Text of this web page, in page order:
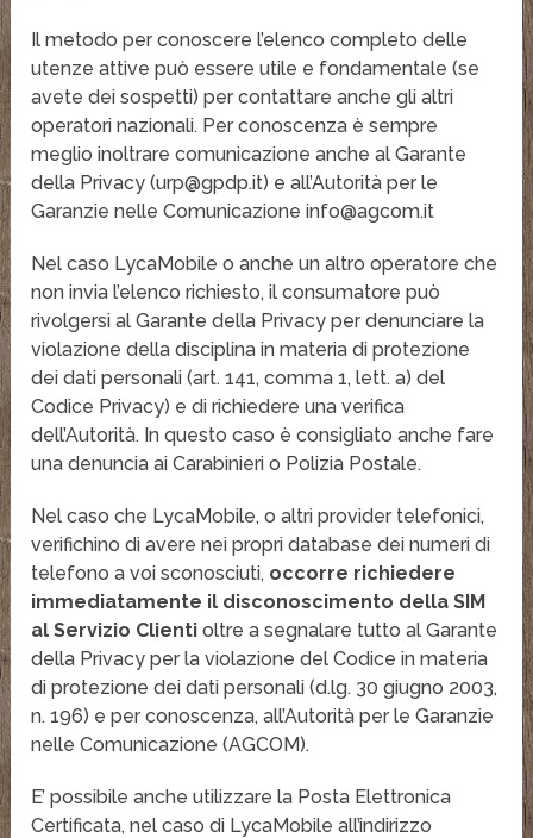
Il metodo per conoscere l’elenco completo delle
utenze attive può essere utile e fondamentale (se
avete dei sospetti) per contattare anche gli altri
operatori nazionali. Per conoscenza è sempre
meglio inoltrare comunicazione anche al Garante
della Privacy (urp@gpdp.it) e all’Autorità per le
Garanzie nelle Comunicazione info@agcom.it
Nel caso LycaMobile o anche un altro operatore che
non invia l’elenco richiesto, il consumatore può
rivolgersi al Garante della Privacy per denunciare la
violazione della disciplina in materia di protezione
dei dati personali (art. 141, comma 1, lett. a) del
Codice Privacy) e di richiedere una verifica
dell’Autorità. In questo caso è consigliato anche fare
una denuncia ai Carabinieri o Polizia Postale.
Nel caso che LycaMobile, o altri provider telefonici,
verifichino di avere nei propri database dei numeri di
telefono a voi sconosciuti, occorre richiedere
immediatamente il disconoscimento della SIM
al Servizio Clienti oltre a segnalare tutto al Garante
della Privacy per la violazione del Codice in materia
di protezione dei dati personali (d.lg. 30 giugno 2003,
n. 196) e per conoscenza, all’Autorità per le Garanzie
nelle Comunicazione (AGCOM).
E’ possibile anche utilizzare la Posta Elettronica
Certificata, nel caso di LycaMobile all’indirizzo